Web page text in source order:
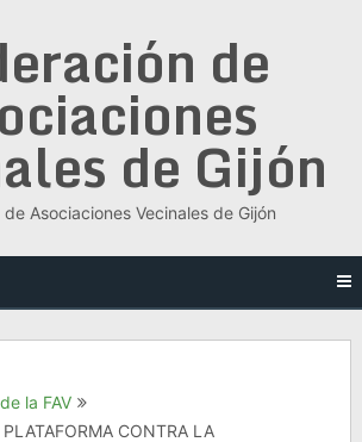
de
de Gijón
de Asociaciones Vecinales de Gijón
la FAV
CONTRA LA